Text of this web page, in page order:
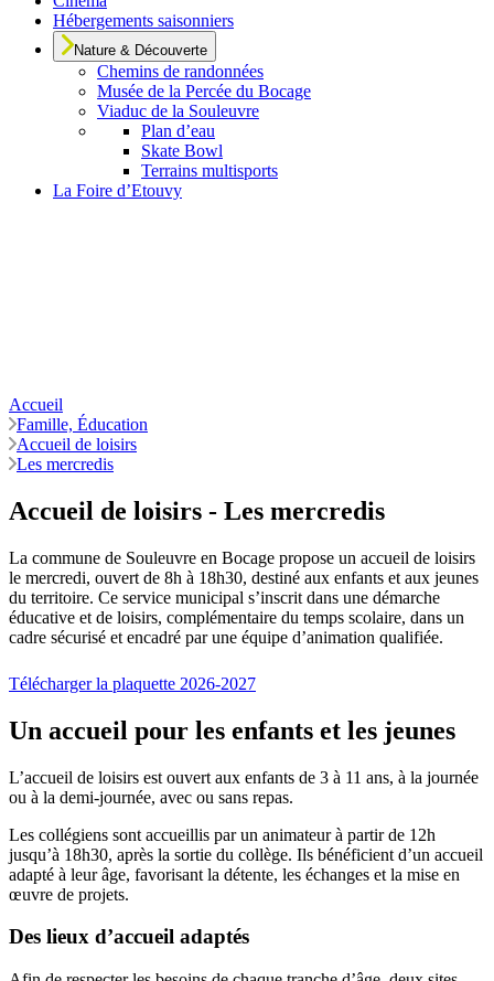
Hébergements saisonniers
Nature & Découverte
Chemins de randonnées
Musée de la Percée du Bocage
Viaduc de la Souleuvre
Plan d’eau
Skate Bowl
Terrains multisports
La Foire d’Etouvy
Accueil
Famille, Éducation
Accueil de loisirs
Les mercredis
Accueil de loisirs - Les mercredis
La commune de Souleuvre en Bocage propose un accueil de loisirs
le mercredi, ouvert de 8h à 18h30, destiné aux enfants et aux jeunes
du territoire. Ce service municipal s’inscrit dans une démarche
éducative et de loisirs, complémentaire du temps scolaire, dans un
cadre sécurisé et encadré par une équipe d’animation qualifiée.
Télécharger la plaquette 2026-2027
Un accueil pour les enfants et les jeunes
L’accueil de loisirs est ouvert aux enfants de 3 à 11 ans, à la journée
ou à la demi-journée, avec ou sans repas.
Les collégiens sont accueillis par un animateur à partir de 12h
jusqu’à 18h30, après la sortie du collège. Ils bénéficient d’un accueil
adapté à leur âge, favorisant la détente, les échanges et la mise en
œuvre de projets.
Des lieux d’accueil adaptés